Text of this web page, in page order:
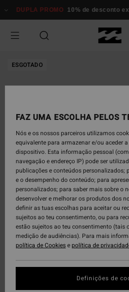
para
informação
DUPLA PROMO 10% de desconto
ESGOTADO
FAZ UMA ESCOLHA PELOS
Nós e os nossos parceiros utilizamos
equivalente para armazenar e/ou aceder
dispositivo. Esta informação pessoal
navegação e endereço IP) pode ser
publicações e conteúdos personalizados;
e o desempenho do conteúdo; para
personalizados; para saber mais sobre o
desenvolver e melhorar os produtos dos
definir as tuas escolhas para aceitar ou
sujeitos ao teu consentimento, ou para
estão sujeitos ao teu consentimento (tais
medição de audiências). Para mais
política de Cookiesepolítica de
Definições de